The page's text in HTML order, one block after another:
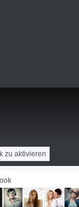
zu aktivieren